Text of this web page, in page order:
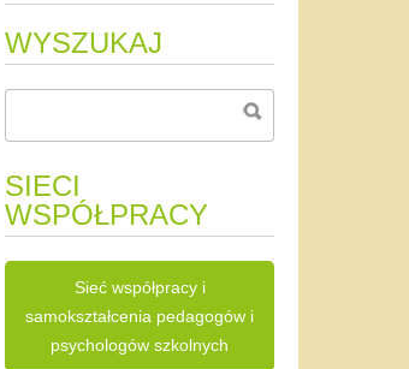
WYSZUKAJ
SIECI
WSPÓŁPRACY
Sieć współpracy i
samokształcenia pedagogów i
psychologów szkolnych